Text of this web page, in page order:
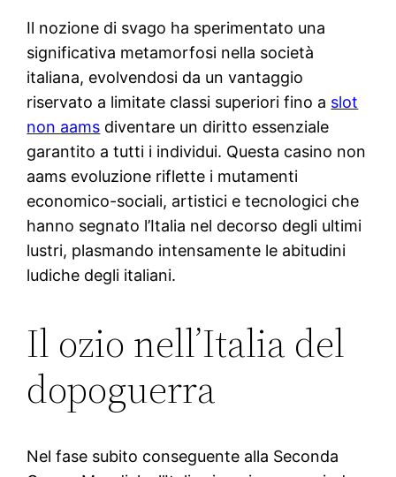
Il nozione di svago ha sperimentato una
significativa metamorfosi nella società
italiana, evolvendosi da un vantaggio
riservato a limitate classi superiori fino a slot
non aams diventare un diritto essenziale
garantito a tutti i individui. Questa casino non
aams evoluzione riflette i mutamenti
economico-sociali, artistici e tecnologici che
hanno segnato l’Italia nel decorso degli ultimi
lustri, plasmando intensamente le abitudini
ludiche degli italiani.
Il ozio nell’Italia del
dopoguerra
Nel fase subito conseguente alla Seconda